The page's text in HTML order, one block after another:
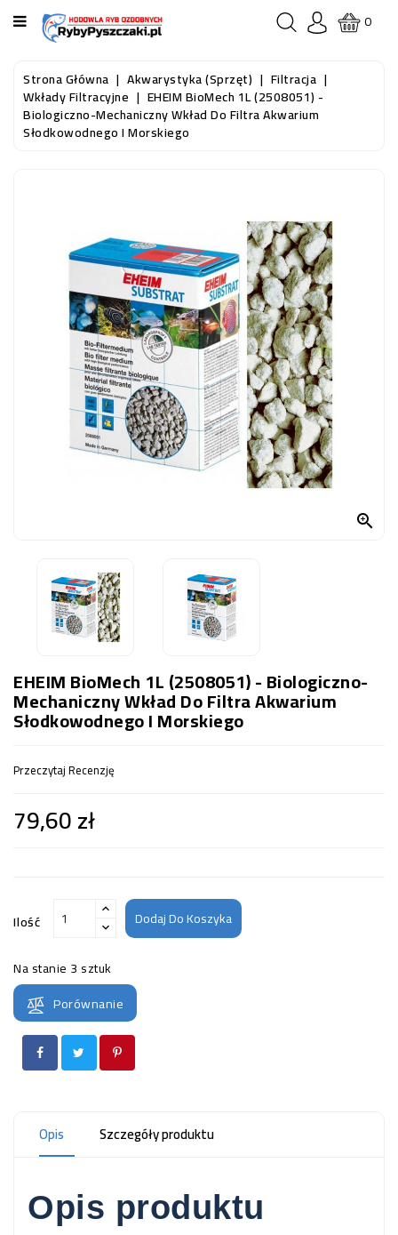
KATEGORIA
STRONA
GŁÓWNA
RYBY
WODNEGO
AKWARYSTYKA
(SPRZĘT)
(SPRZĘT)
0
Strona Główna Akwarystyka (sprzęt) Filtracja
Wkłady Filtracyjne EHEIM BioMech 1L (2508051) -
Biologiczno-Mechaniczny Wkład Do Filtra Akwarium
Słodkowodnego I Morskiego

EHEIM BioMech 1L (2508051) - Biologiczno-
Mechaniczny Wkład Do Filtra Akwarium
Słodkowodnego I Morskiego
Przeczytaj Recenzję
79,60 zł
Ilość Dodaj Do Koszyka
Na stanie 3 sztuk
Porównanie
Opis Szczegóły produktu
Opis produktu